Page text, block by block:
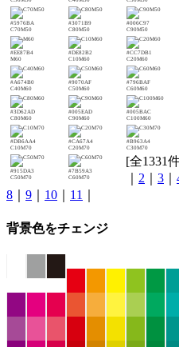
#5976BA
C70M50
#3071B9
C80M50
#006C97
C90M50
#EE87B4
M60
#DE82B2
C10M60
#CC7DB1
C20M60
#A674B0
C40M60
#9070AF
C50M60
#796BAF
C60M60
#3D62AD
C80M60
#005EAD
C90M60
#005BAC
C100M60
#DB6AA4
C10M70
#CA67A4
C20M70
#B963A4
C30M70
#915DA3
C50M70
#7B59A3
C60M70
[全1331
2 3
8
9 10 11
背景色をチェンジ